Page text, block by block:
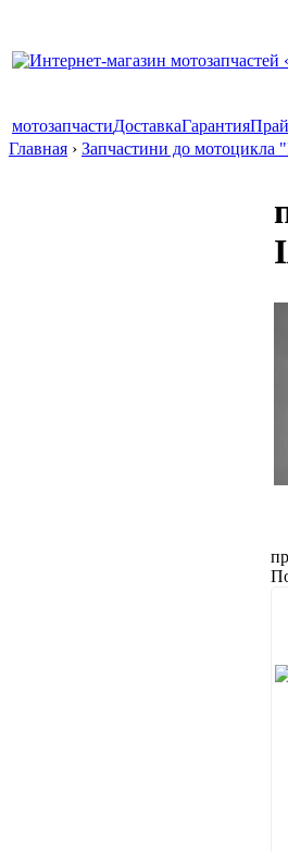
мотозапчастиДоставкаГарантия
Главная › Запчастини до мотоцикла